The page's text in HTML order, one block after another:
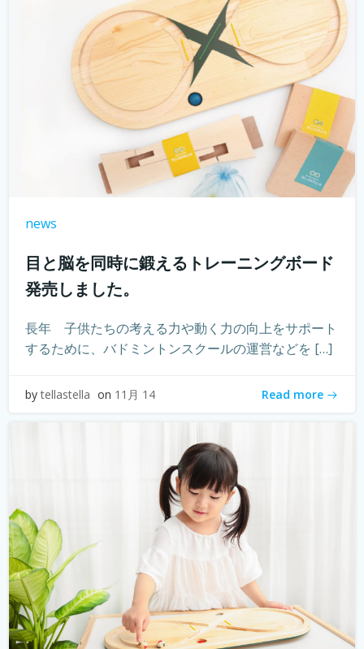
news
目と脳を同時に鍛えるトレーニングボード
発売しました。
長年 子供たちの考える力や動く力の向上をサポート
するために、バドミントンスクールの運営などを […]
by tellastella on 11月 14 Read more